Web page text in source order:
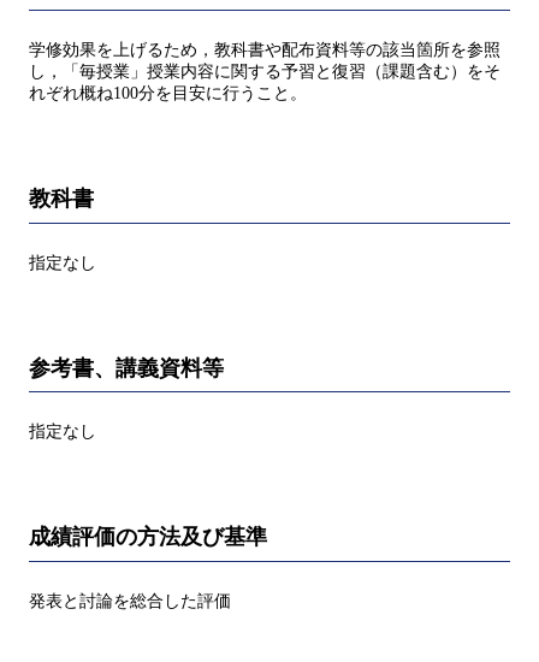
学修効果を上げるため，教科書や配布資料等の該当箇所を参照
し，「毎授業」授業内容に関する予習と復習（課題含む）をそ
れぞれ概ね100分を目安に行うこと。
教科書
指定なし
参考書、講義資料等
指定なし
成績評価の方法及び基準
発表と討論を総合した評価